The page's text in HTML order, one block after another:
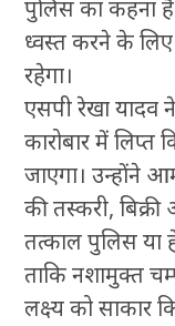
पुलिस का कहना
ध्वस्त करने के
रहेगा।
एसपी रेखा
कारोबार में लिप्त
जाएगा। उन्होंने
की तस्करी,
तत्काल पुलिस या
ताकि नशामुक्त
लक्ष्य को साकार